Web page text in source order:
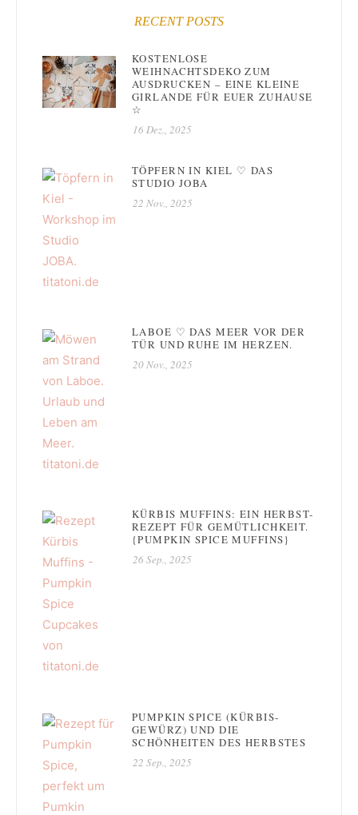
RECENT POSTS
KOSTENLOSE
WEIHNACHTSDEKO ZUM
AUSDRUCKEN – EINE KLEINE
GIRLANDE FÜR EUER ZUHAUSE
☆
16 Dez., 2025
TÖPFERN IN KIEL ♡ DAS
STUDIO JOBA
22 Nov., 2025
LABOE ♡ DAS MEER VOR DER
TÜR UND RUHE IM HERZEN.
20 Nov., 2025
KÜRBIS MUFFINS: EIN HERBST-
REZEPT FÜR GEMÜTLICHKEIT.
{PUMPKIN SPICE MUFFINS}
26 Sep., 2025
PUMPKIN SPICE (KÜRBIS-
GEWÜRZ) UND DIE
SCHÖNHEITEN DES HERBSTES
22 Sep., 2025